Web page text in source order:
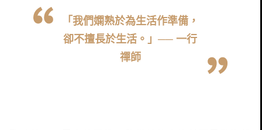
「我們嫻熟於為生活作準備，
卻不擅長於生活。」── 一行
禪師